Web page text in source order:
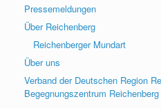
Pressemeldungen
Über Reichenberg
Reichenberger Mundart
Über uns
Verband der Deutschen Region
Begegnungszentrum Reichenberg